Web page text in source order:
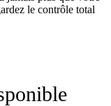
le contrôle total